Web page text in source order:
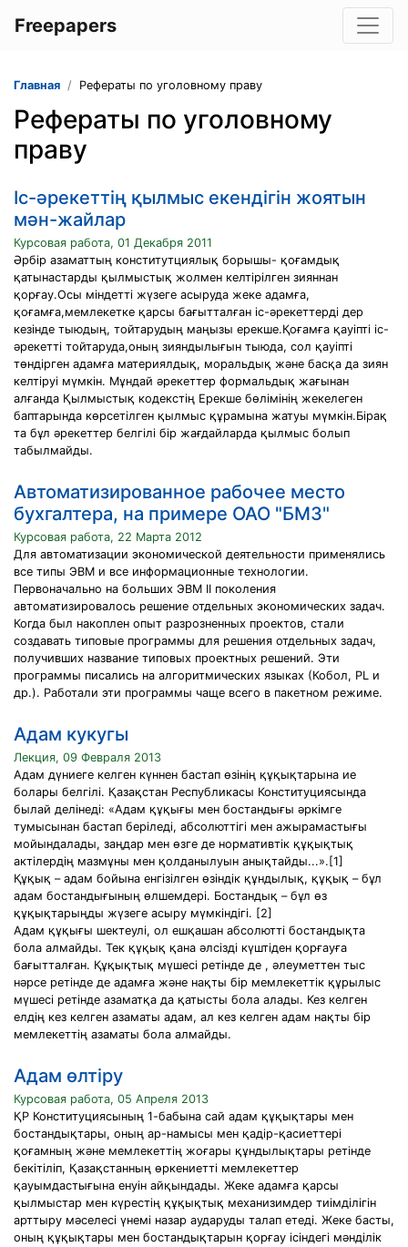
Freepapers
Главная Рефераты по уголовному праву
Рефераты по уголовному
праву
Іс-әрекеттің қылмыс екендігін жоятын
мән-жайлар
Курсовая работа, 01 Декабря 2011
Әрбір азаматтың конститутциялық борышы- қоғамдық
қатынастарды қылмыстық жолмен келтірілген зияннан
қорғау.Осы міндетті жүзеге асыруда жеке адамға,
қоғамға,мемлекетке қарсы бағытталған іс-әрекеттерді дер
кезінде тыюдың, тойтарудың маңызы ерекше.Қоғамға қауіпті іс-
әрекетті тойтаруда,оның зияндылығын тыюда, сол қауіпті
төндірген адамға материялдық, моральдық және басқа да зиян
келтіруі мүмкін. Мұндай әрекеттер формальдық жағынан
алғанда Қылмыстық кодекстің Ерекше бөлімінің жекелеген
баптарында көрсетілген қылмыс құрамына жатуы мүмкін.Бірақ
та бұл әрекеттер белгілі бір жағдайларда қылмыс болып
табылмайды.
Автоматизированное рабочее место
бухгалтера, на примере ОАО "БМЗ"
Курсовая работа, 22 Марта 2012
Для автоматизации экономической деятельности применялись
все типы ЭВМ и все информационные технологии.
Первоначально на больших ЭВМ II поколения
автоматизировалось решение отдельных экономических задач.
Когда был накоплен опыт разрозненных проектов, стали
создавать типовые программы для решения отдельных задач,
получивших название типовых проектных решений. Эти
программы писались на алгоритмических языках (Кобол, PL и
др.). Работали эти программы чаще всего в пакетном режиме.
Адам кукугы
Лекция, 09 Февраля 2013
Адам дүниеге келген күннен бастап өзінің құқықтарына ие
болары белгілі. Қазақстан Республикасы Конституциясында
былай делінеді: «Адам құқығы мен бостандығы әркімге
тумысынан бастап беріледі, абсолюттігі мен ажырамастығы
мойындалады, заңдар мен өзге де нормативтік құқықтық
актілердің мазмұны мен қолданылуын анықтайды...».[1]
Құқық – адам бойына енгізілген өзіндік құндылық, құқық – бұл
адам бостандығының өлшемдері. Бостандық – бұл өз
құқықтарыңды жүзеге асыру мүмкіндігі. [2]
Адам құқығы шектеулі, ол ешқашан абсолютті бостандықта
бола алмайды. Тек құқық қана әлсізді күштіден қорғауға
бағытталған. Құқықтық мүшесі ретінде де , әлеуметтен тыс
нәрсе ретінде де адамға және нақты бір мемлекеттік құрылыс
мүшесі ретінде азаматқа да қатысты бола алады. Кез келген
елдің кез келген азаматы адам, ал кез келген адам нақты бір
мемлекеттің азаматы бола алмайды.
Адам өлтіру
Курсовая работа, 05 Апреля 2013
ҚР Конституциясының 1-бабына сай адам құқықтары мен
бостандықтары, оның ар-намысы мен қадір-қасиеттері
қоғамның және мемлекеттің жоғары құндылықтары ретінде
бекітіліп, Қазақстанның өркениетті мемлекеттер
қауымдастығына енуін айқындады. Жеке адамға қарсы
қылмыстар мен күрестің құқықтық механизимдер тиімділігін
арттыру мәселесі үнемі назар аударуды талап етеді. Жеке басты,
оның құқықтары мен бостандықтарын қорғау ісіндегі мәнділік